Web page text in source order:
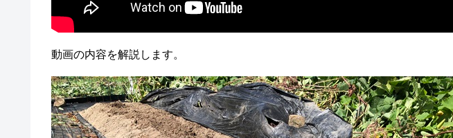
動画の内容を解説します。